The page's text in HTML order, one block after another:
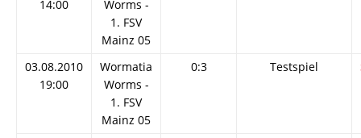
14:00
Worms -
1. FSV
Mainz 05
03.08.2010
19:00
Wormatia
Worms -
1. FSV
Mainz 05
0:3 Testspiel